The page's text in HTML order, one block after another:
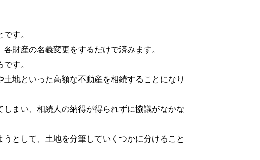
す。
財産の名義変更をするだけで済みます。
す。
地といった高額な不動産を相続することになり
まい、相続人の納得が得られずに協議がなかな
として、土地を分筆していくつかに分けること